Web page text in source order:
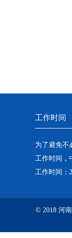
工作时间
为了避免不
工作时间，
工作时间：
© 2018 河